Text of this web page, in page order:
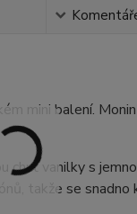
mini balení.
chuť vanilky s
takže se